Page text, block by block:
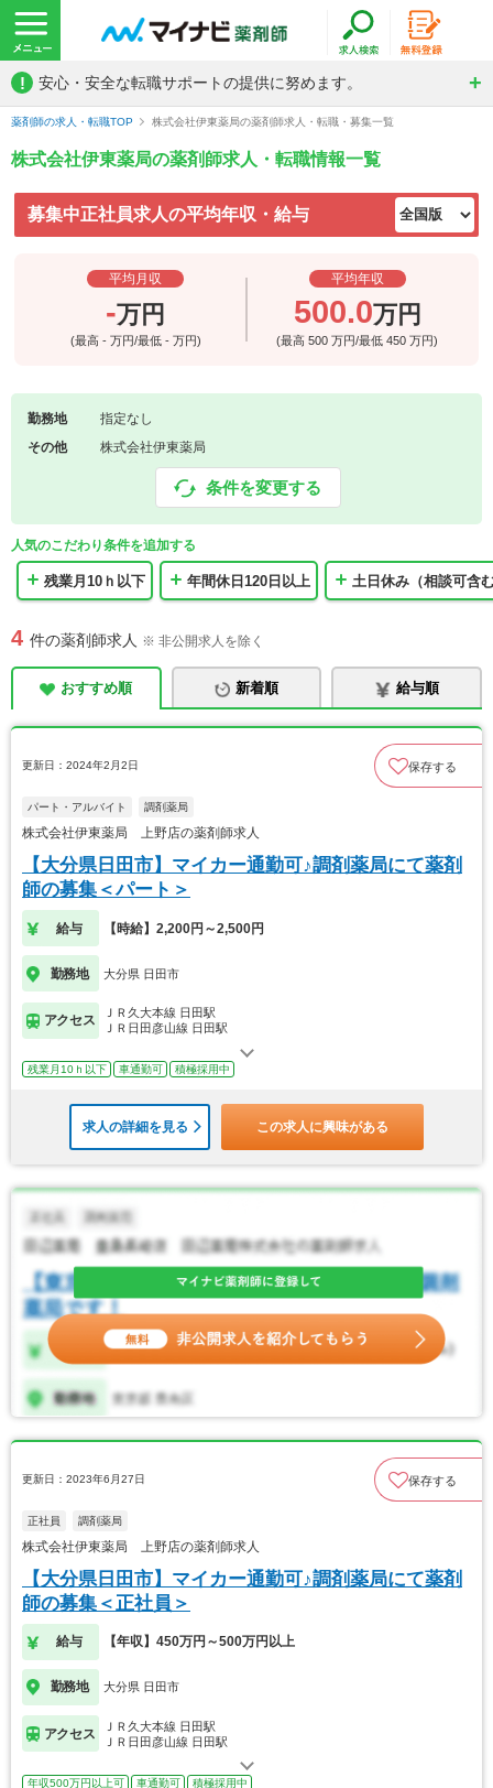
! 安心・安全な転職サポートの提供に努めます。
薬剤師の求人・転職TOP 株式会社伊東薬局の薬剤師求人・転職・募集一覧
株式会社伊東薬局の薬剤師求人・転職情報一覧
募集中正社員求人の平均年収・給与
平均月収
-万円
(最高 - 万円/最低 - 万円)
平均年収
500.0万円
(最高500万円/最低450万円)
勤務地
指定なし
その他
株式会社伊東薬局
条件を変更する
人気のこだわり条件を追加する
残業月10ｈ以下 年間休日120日以上 土日休み（相談可含
4 件の薬剤師求人 ※ 非公開求人を除く
おすすめ順 新着順 給与順
更新日：2024年2月2日 保存する
パート・アルバイト 調剤薬局
株式会社伊東薬局 上野店の薬剤師求人
【大分県日田市】マイカー通勤可♪調剤薬局にて薬剤
師の募集＜パート＞
給与 【時給】2,200円～2,500円
勤務地 大分県 日田市
アクセス
ＪＲ久大本線 日田駅
ＪＲ日田彦山線 日田駅
残業月10ｈ以下 車通勤可 積極採用中
求人の詳細を見る この求人に興味がある
更新日：2023年6月27日 保存する
正社員 調剤薬局
株式会社伊東薬局 上野店の薬剤師求人
【大分県日田市】マイカー通勤可♪調剤薬局にて薬剤
師の募集＜正社員＞
給与 【年収】450万円～500万円以上
勤務地 大分県 日田市
アクセス
ＪＲ久大本線 日田駅
ＪＲ日田彦山線 日田駅
年収500万円以上可 車通勤可 積極採用中